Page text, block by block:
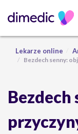
Lekarze online
Bezdech senny:
Bezdech